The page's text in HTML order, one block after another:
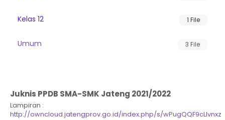
Kelas 12 1 File
Umum 3 File
Juknis PPDB SMA-SMK Jateng 2021/2022
Lampiran :
http://owncloud.jatengprov.go.id/index.php/s/wPugQQF9cLlvnxz